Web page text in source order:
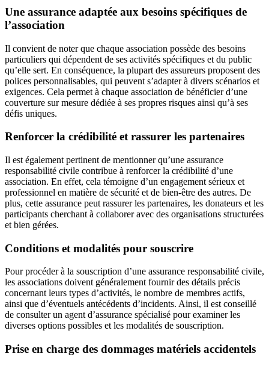
Une assurance adaptée aux besoins spécifiques de
l’association
Il convient de noter que chaque association possède des besoins
particuliers qui dépendent de ses activités spécifiques et du public
qu’elle sert. En conséquence, la plupart des assureurs proposent des
polices personnalisables, qui peuvent s’adapter à divers scénarios et
exigences. Cela permet à chaque association de bénéficier d’une
couverture sur mesure dédiée à ses propres risques ainsi qu’à ses
défis uniques.
Renforcer la crédibilité et rassurer les partenaires
Il est également pertinent de mentionner qu’une assurance
responsabilité civile contribue à renforcer la crédibilité d’une
association. En effet, cela témoigne d’un engagement sérieux et
professionnel en matière de sécurité et de bien-être des autres. De
plus, cette assurance peut rassurer les partenaires, les donateurs et les
participants cherchant à collaborer avec des organisations structurées
et bien gérées.
Conditions et modalités pour souscrire
Pour procéder à la souscription d’une assurance responsabilité civile,
les associations doivent généralement fournir des détails précis
concernant leurs types d’activités, le nombre de membres actifs,
ainsi que d’éventuels antécédents d’incidents. Ainsi, il est conseillé
de consulter un agent d’assurance spécialisé pour examiner les
diverses options possibles et les modalités de souscription.
Prise en charge des dommages matériels accidentels